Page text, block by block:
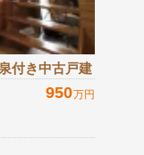
付き中古戸建
950万円